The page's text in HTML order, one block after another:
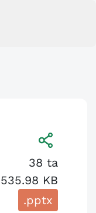
38 ta
535.98 KB
.pptx